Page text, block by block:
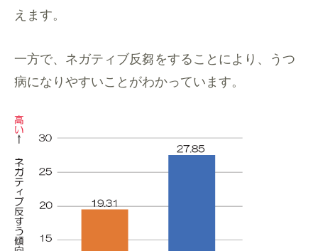
えます。
一方で、ネガティブ反芻をすることにより、
うつ
病になりやすいことがわかっています。